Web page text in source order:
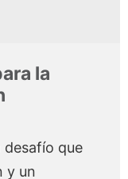
la
desafío que
y un